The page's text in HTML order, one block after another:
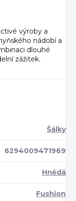
výroby a
nádobí a
dlouhé
zážitek.
Šálky
6294009471969
Hnědá
Fushion